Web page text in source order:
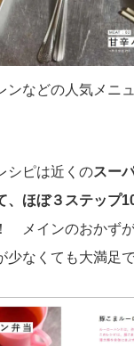
ンなどの人気メニ
シピは近くのスー
、ほぼ３ステップ
メインのおかず
少なくても大満足で